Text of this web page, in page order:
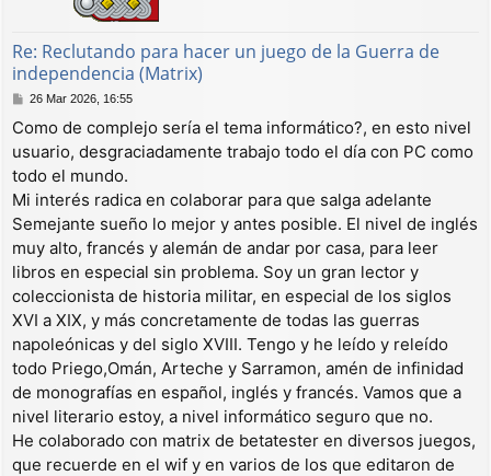
Re: Reclutando para hacer un juego de la Guerra de
independencia (Matrix)
M
n
s
j
26 Mar 2026, 16:55
Como de complejo sería el tema informático?, en esto nivel
usuario, desgraciadamente trabajo todo el día con PC como
todo el mundo.
Mi interés radica en colaborar para que salga adelante
Semejante sueño lo mejor y antes posible. El nivel de inglés
muy alto, francés y alemán de andar por casa, para leer
libros en especial sin problema. Soy un gran lector y
coleccionista de historia militar, en especial de los siglos
XVI a XIX, y más concretamente de todas las guerras
napoleónicas y del siglo XVIII. Tengo y he leído y releído
todo Priego,Omán, Arteche y Sarramon, amén de infinidad
de monografías en español, inglés y francés. Vamos que a
nivel literario estoy, a nivel informático seguro que no.
He colaborado con matrix de betatester en diversos juegos,
que recuerde en el wif y en varios de los que editaron de